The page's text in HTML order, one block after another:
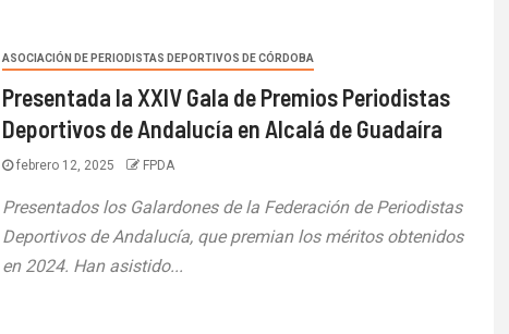
ASOCIACIÓN DE PERIODISTAS DEPORTIVOS DE CÓRDOBA
Presentada la XXIV Gala de Premios Periodistas
Deportivos de Andalucía en Alcalá de Guadaíra
febrero 12, 2025 FPDA
Presentados los Galardones de la Federación de Periodistas
Deportivos de Andalucía, que premian los méritos obtenidos
en 2024. Han asistido...